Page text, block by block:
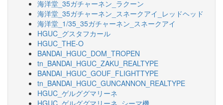
海洋堂_35ガチャーネン_ラクーン
海洋堂_35ガチャーネン_スネークアイ_レッドヘッド
海洋堂_1/35_35ガチャーネン_スネークアイ
HGUC_グスタフカール
HGUC_THE-O
BANDAI_HGUC_DOM_TROPEN
tn_BANDAI_HGUC_ZAKU_REALTYPE
BANDAI_HGUC_GOUF_FLIGHTTYPE
tn_BANDAI_HGUC_GUNCANNON_REALTYPE
HGUC_ゲルググマリーネ